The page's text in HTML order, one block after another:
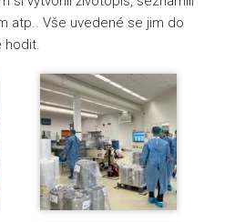
atp.. Vše uvedené se jim do